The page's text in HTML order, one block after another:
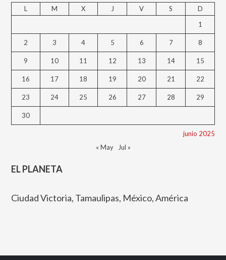
junio 2025
L M X J V S
D
1
2 3 4 5 6 7 8
9 10 11 12 13 14 15
16 17 18 19 20 21 22
23 24 25 26 27 28 29
30
« May Jul »
EL PLANETA
Ciudad Victoria, Tamaulipas, México, América